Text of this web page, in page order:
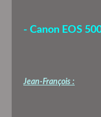
- Canon EOS
Jean-François :